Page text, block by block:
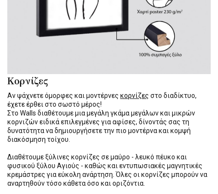
Κορνίζες
Αν ψάχνετε όμορφες και μοντέρνες κορνίζες στο διαδίκτυο,
έχετε έρθει στο σωστό μέρος!
Στο Walls διαθέτουμε μια μεγάλη γκάμα μεγάλων και μικρών
κορνιζών ειδικά επιλεγμένες για αφίσες, δίνοντάς σας τη
δυνατότητα να δημιουργήσετε την πιο μοντέρνα και κομψή
διακόσμηση τοίχου.
Διαθέτουμε ξύλινες κορνίζες σε μαύρο - λευκό πέυκο και
φυσικού ξύλου Αγιούς - καθώς και εντυπωσιακές μαγνητικές
κρεμάστρες για εύκολη ανάρτηση. Όλες οι κορνίζες μπορούν να
αναρτηθούν τόσο κάθετα όσο και οριζόντια.